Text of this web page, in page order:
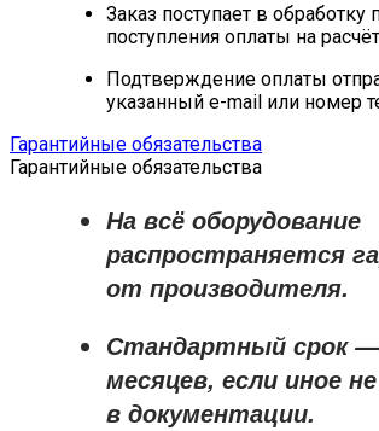
Заказ поступает в обработку
поступления оплаты на
Подтверждение оплаты
указанный e-mail или номер
Гарантийные обязательства
Гарантийные обязательства
На всё оборудование
распространяется
от производителя.
Стандартный срок
месяцев, если иное
в документации.